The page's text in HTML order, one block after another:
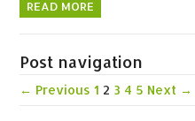
READ MORE
Post navigation
← Previous 1 2 3 4 5 Next →